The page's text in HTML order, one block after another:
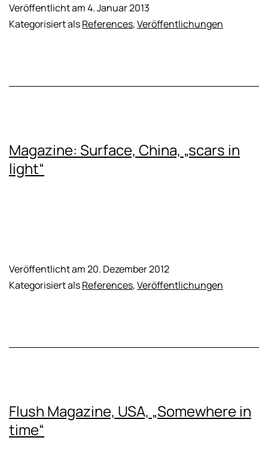
Veröffentlicht am4. Januar 2013
Kategorisiert alsReferences,Veröffentlichungen
Magazine: Surface, China, „scars in
light“
Veröffentlicht am20. Dezember 2012
Kategorisiert alsReferences,Veröffentlichungen
Flush Magazine, USA, „Somewhere in
time“